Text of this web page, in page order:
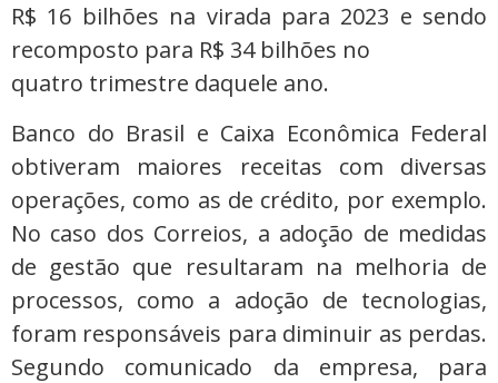
R$ 16 bilhões na virada para 2023 e sendo
recomposto para R$ 34 bilhões no
quatro trimestre daquele ano.
Banco do Brasil e Caixa Econômica Federal
obtiveram maiores receitas com diversas
operações, como as de crédito, por exemplo.
No caso dos Correios, a adoção de medidas
de gestão que resultaram na melhoria de
processos, como a adoção de tecnologias,
foram responsáveis para diminuir as perdas.
Segundo comunicado da empresa, para